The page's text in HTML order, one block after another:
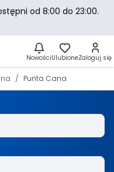
NowościUlubioneZaloguj się
Punta Cana
od 8:00 do 23:00.